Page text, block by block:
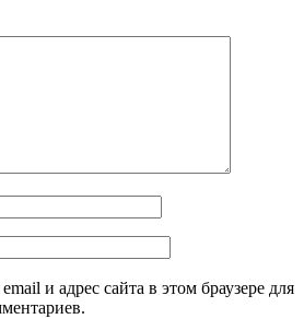
и адрес сайта в этом браузере для